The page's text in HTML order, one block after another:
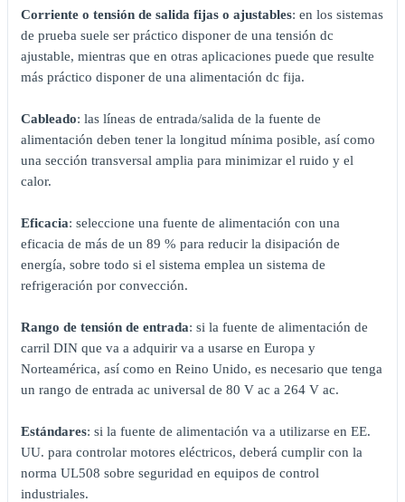
Corriente o tensión de salida fijas o ajustables: en los sistemas
de prueba suele ser práctico disponer de una tensión dc
ajustable, mientras que en otras aplicaciones puede que resulte
más práctico disponer de una alimentación dc fija.
Cableado: las líneas de entrada/salida de la fuente de
alimentación deben tener la longitud mínima posible, así como
una sección transversal amplia para minimizar el ruido y el
calor.
Eficacia: seleccione una fuente de alimentación con una
eficacia de más de un 89 % para reducir la disipación de
energía, sobre todo si el sistema emplea un sistema de
refrigeración por convección.
Rango de tensión de entrada: si la fuente de alimentación de
carril DIN que va a adquirir va a usarse en Europa y
Norteamérica, así como en Reino Unido, es necesario que tenga
un rango de entrada ac universal de 80 V ac a 264 V ac.
Estándares: si la fuente de alimentación va a utilizarse en EE.
UU. para controlar motores eléctricos, deberá cumplir con la
norma UL508 sobre seguridad en equipos de control
industriales.